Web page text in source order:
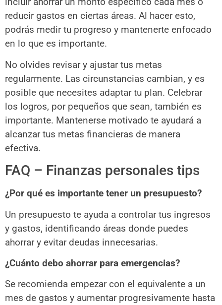
reducir gastos en ciertas áreas. Al hacer esto,
podrás medir tu progreso y mantenerte enfocado
en lo que es importante.
No olvides revisar y ajustar tus metas
regularmente. Las circunstancias cambian, y es
posible que necesites adaptar tu plan. Celebrar
los logros, por pequeños que sean, también es
importante. Mantenerse motivado te ayudará a
alcanzar tus metas financieras de manera
efectiva.
FAQ – Finanzas personales tips
¿Por qué es importante tener un presupuesto?
Un presupuesto te ayuda a controlar tus ingresos
y gastos, identificando áreas donde puedes
ahorrar y evitar deudas innecesarias.
¿Cuánto debo ahorrar para emergencias?
Se recomienda empezar con el equivalente a un
mes de gastos y aumentar progresivamente hasta